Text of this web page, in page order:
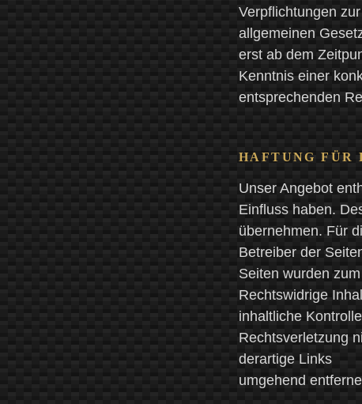
Verpflichtungen
allgemeinen
erst ab dem
Kenntnis einer
entsprechenden
HAFTUNG FÜR
Unser Angebot
Einfluss haben.
übernehmen. Für
Betreiber der
Seiten wurden
Rechtswidrige
inhaltliche
Rechtsverletzung
derartige Links
umgehend